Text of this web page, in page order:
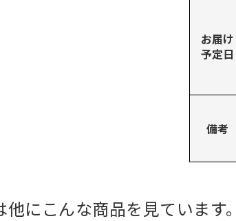
お届け
予定日
備考
にこんな商品を見ています。